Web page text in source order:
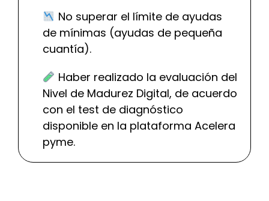
No superar el límite de ayudas
de mínimas (ayudas de pequeña
cuantía).
Haber realizado la evaluación del
Nivel de Madurez Digital, de acuerdo
con el test de diagnóstico
disponible en la plataforma Acelera
pyme.